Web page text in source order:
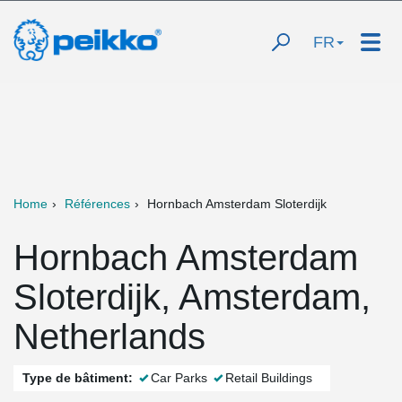
FR
Home Références Hornbach Amsterdam Sloterdijk
Hornbach Amsterdam
Sloterdijk, Amsterdam,
Netherlands
Type de bâtiment: Car Parks Retail Buildings